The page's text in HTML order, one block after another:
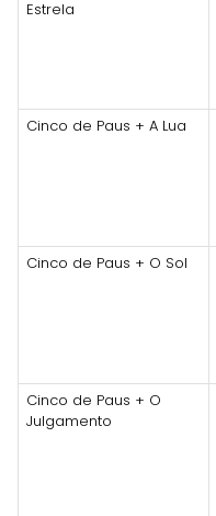
Estrela
Cinco de Paus + A Lua
Cinco de Paus + O Sol
Cinco de Paus + O
Julgamento